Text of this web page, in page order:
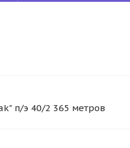
п/э 40/2 365 метров